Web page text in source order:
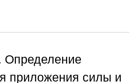
Определение
приложения силы и